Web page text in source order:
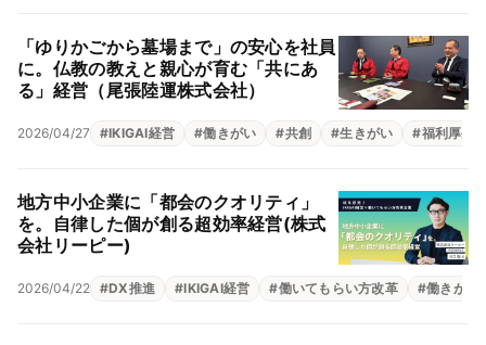
「ゆりかごから墓場まで」の安心を社員
に。仏教の教えと親心が育む「共にあ
る」経営（尾張陸運株式会社）
2026/04/27 #IKIGAI経営 #働きがい #共創 #生きがい #福利厚生
地方中小企業に「都会のクオリティ」
を。自律した個が創る超効率経営(株式
会社リーピー)
2026/04/22 #DX推進 #IKIGAI経営 #働いてもらい方改革 #働きがい